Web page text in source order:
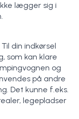
lægger sig i
din indkørsel
som kan klare
og
på andre
Det kunne f.eks.
legepladser